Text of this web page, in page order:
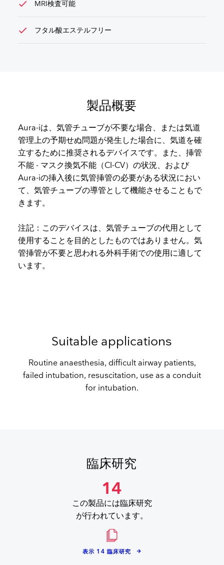
check MRI検査可能
check フタル酸エステルフリー
製品概要
Aura-iは、気管チューブが不要な場合、または気道
管理上の予期せぬ問題が発生した場合に、気道を確
立するために推奨されるデバイスです。また、挿管
不能 - マスク換気不能（CI-CV）の状況、および
Aura-iの挿入後に気管挿管の必要がある状況におい
て、気管チューブの導管として機能させることもで
きます。
注記：このデバイスは、気管チューブの代用として
使用することを目的としたものではありません。気
管挿管が不要と思われる外科手術での使用に適して
います。
Suitable applications
Routine anaesthesia, difficult airway patients,
failed intubation, resuscitation, use as a conduit
for intubation.
臨床研究
14
この製品には臨床研究
が行われています。
表示 14 臨床研究